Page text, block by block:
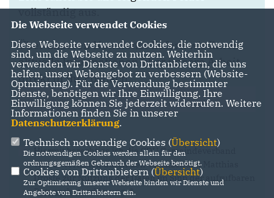
vollständig aus.
Über unseren Newsletter liefern wir Ihnen
aktuelle Informationen über unsere Arbeit
direkt in Ihr Postfach.
Hiermit berechtige ich die CDU Gemeindeverband
Welver vertreten durch den Vorsitzenden Matthias
Droste zur Nutzung der Daten im Sinn der aufrufbaren
Datenschutzerklärung.*
Die Webseite verwendet Cookies
Diese Webseite verwendet Cookies, die notwendig
sind, um die Webseite zu nutzen. Weiterhin
verwenden wir Dienste von Drittanbietern, die uns
helfen, unser Webangebot zu verbessern (Website-
Optmierung). Für die Verwendung bestimmter
Dienste, benötigen wir Ihre Einwilligung. Ihre
Einwilligung können Sie jederzeit widerrufen. Weitere
Informationen finden Sie in unserer
Datenschutzerklärung.
Technisch notwendige Cookies (Übersicht)
Die notwendigen Cookies werden allein für den
ordnungsgemäßen Gebrauch der Webseite benötigt.
Cookies von Drittanbietern (Übersicht)
Zur Optimierung unserer Webseite binden wir Dienste und
Angebote von Drittanbietern ein.